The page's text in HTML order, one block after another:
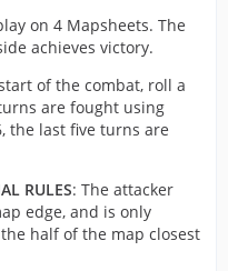
on 4 Mapsheets. The
achieves victory.
of the combat, roll a
are fought using
the last five turns are
RULES: The attacker
edge, and is only
half of the map closest